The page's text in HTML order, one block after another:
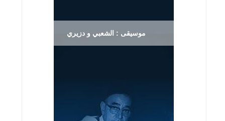
موسيقى : الشعبي و دزيري